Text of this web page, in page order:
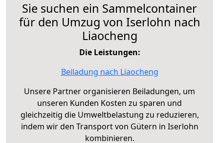
Sie suchen ein Sammelcontainer
für den Umzug von Iserlohn nach
Liaocheng
Die Leistungen:
Beiladung nach Liaocheng
Unsere Partner organisieren Beiladungen, um
unseren Kunden Kosten zu sparen und
gleichzeitig die Umweltbelastung zu reduzieren,
indem wir den Transport von Gütern in Iserlohn
kombinieren.